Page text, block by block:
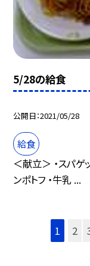
5/28の給食
公開日 2021/05/28
給食
＜献立＞ ・スパゲ
ンポトフ ・牛乳 ...
1 2